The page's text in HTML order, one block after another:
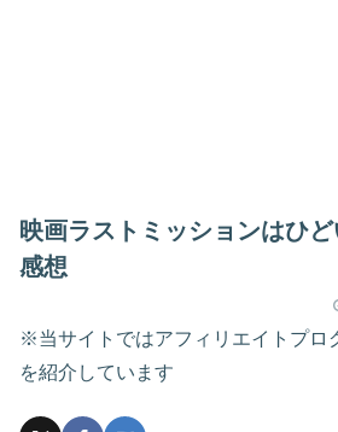
映画ラストミッションはひ
感想
※当サイトではアフィリエイトプロ
を紹介しています